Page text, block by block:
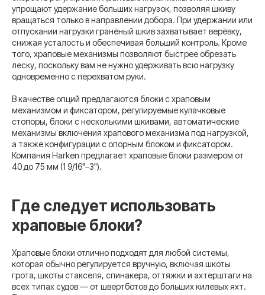
упрощают удержание больших нагрузок, позволяя шкиву
вращаться только в направлении добора. При удержании или
отпускании нагрузки гранёный шкив захватывает верёвку,
снижая усталость и обеспечивая больший контроль. Кроме
того, храповые механизмы позволяют быстрее обрезать
леску, поскольку вам не нужно удерживать всю нагрузку
одновременно с перехватом руки.
В качестве опций предлагаются блоки с храповым
механизмом и фиксатором, регулируемые кулачковые
стопоры, блоки с несколькими шкивами, автоматические
механизмы включения храпового механизма под нагрузкой,
а также конфигурации с опорным блоком и фиксатором.
Компания Harken предлагает храповые блоки размером от
40 до 75 мм (1 9/16"–3").
Где следует использовать
храповые блоки?
Храповые блоки отлично подходят для любой системы,
которая обычно регулируется вручную, включая шкоты
грота, шкоты стакселя, спинакера, оттяжки и ахтерштаги на
всех типах судов — от швертботов до больших килевых яхт.